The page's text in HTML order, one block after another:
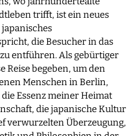
trifft, ist ein neues
die Besucher in das
entführen. Als gebürtiger
Reise begeben, um den
Menschen in Berlin,
Essenz meiner Heimat
die japanische Kultur
verwurzelten Überzeugung,